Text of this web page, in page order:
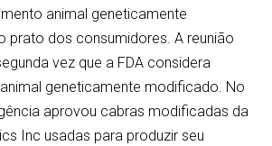
animal geneticamente
prato dos consumidores. A reunião
vez que a FDA considera
geneticamente modificado. No
aprovou cabras modificadas da
Inc usadas para produzir seu